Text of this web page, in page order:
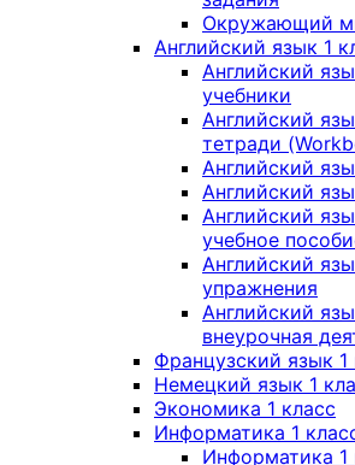
Окружающий
Английский язык 1
Английский
учебники
Английский
тетради
Английский
Английский
Английский
учебное
Английский
упражнения
Английский
внеурочная
Французский язык 1
Немецкий язык 1
Экономика 1 класс
Информатика 1
Информатика 1